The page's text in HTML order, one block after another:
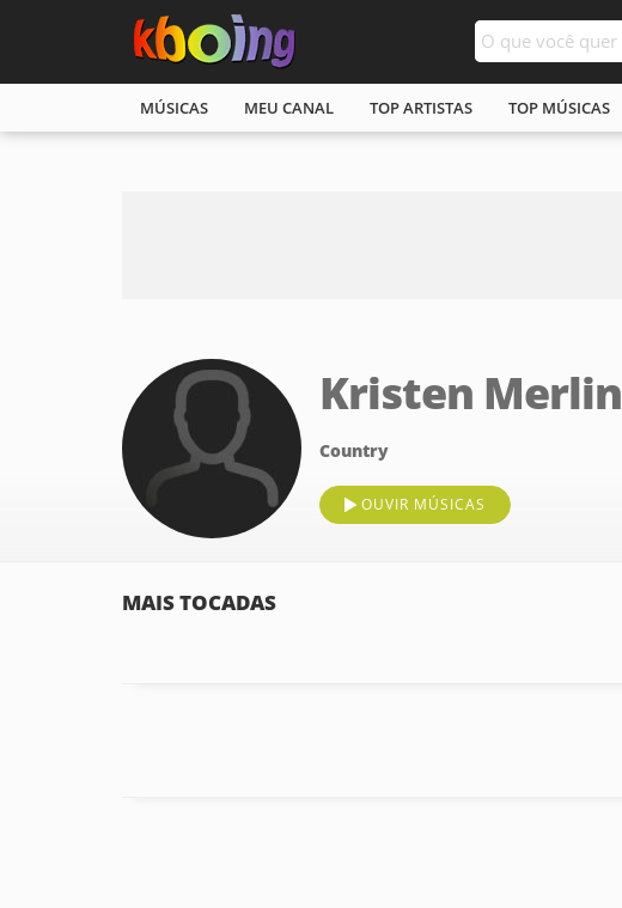
MÚSICAS MEU CANAL TOP ARTISTAS TOP MÚSICAS
Kristen Merlin
Country
OUVIR MÚSICAS
MAIS TOCADAS